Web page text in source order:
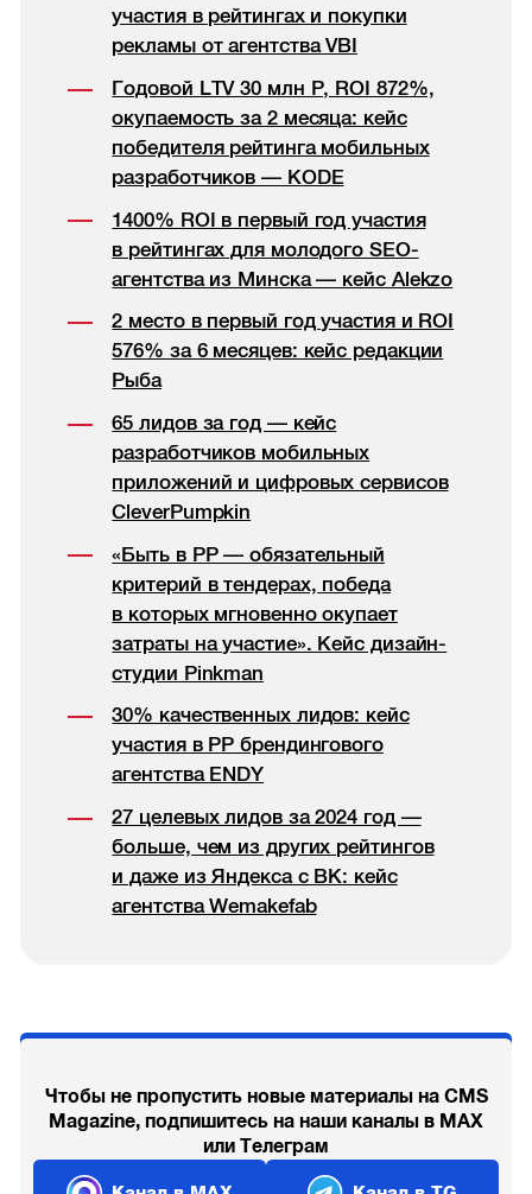
участия в рейтингах и покупки
рекламы от агентства VBI
Годовой LTV 30 млн Р, ROI 872%,
окупаемость за 2 месяца: кейс
победителя рейтинга мобильных
разработчиков — KODE
1400% ROI в первый год участия
в рейтингах для молодого SEO-
агентства из Минска — кейс Alekzo
2 место в первый год участия и ROI
576% за 6 месяцев: кейс редакции
Рыба
65 лидов за год — кейс
разработчиков мобильных
приложений и цифровых сервисов
CleverPumpkin
«Быть в РР — обязательный
критерий в тендерах, победа
в которых мгновенно окупает
затраты на участие». Кейс дизайн-
студии Pinkman
30% качественных лидов: кейс
участия в РР брендингового
агентства ENDY
27 целевых лидов за 2024 год —
больше, чем из других рейтингов
и даже из Яндекса с ВК: кейс
агентства Wemakefab
Чтобы не пропустить новые материалы на CMS
Magazine, подпишитесь на наши каналы в MAX
или Телеграм